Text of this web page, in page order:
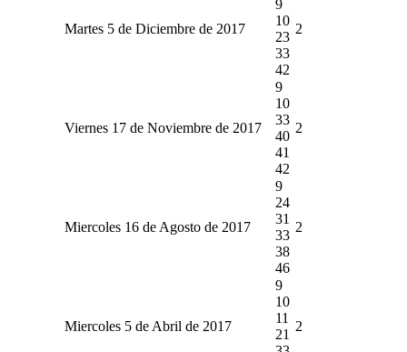
Martes 5 de Diciembre de 2017
9
10
23
33
42
2
Viernes 17 de Noviembre de 2017
9
10
33
40
41
42
2
Miercoles 16 de Agosto de 2017
9
24
31
33
38
46
2
Miercoles 5 de Abril de 2017
9
10
11
21
2